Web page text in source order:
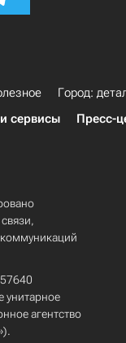
Город:
сервисы Пресс-
унитарное
агентство